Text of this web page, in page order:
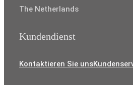
The Netherlands
Kundendienst
Kontaktieren Sie uns